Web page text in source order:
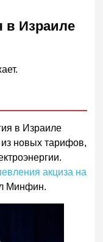
в Израиле
в Израиле
новых тарифов,
акциза на
Минфин.